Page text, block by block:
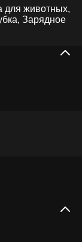
для животных,
Зарядное